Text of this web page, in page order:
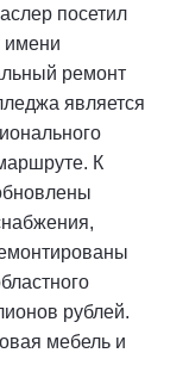
посетил
имени
ремонт
является
К
рублей.
мебель и